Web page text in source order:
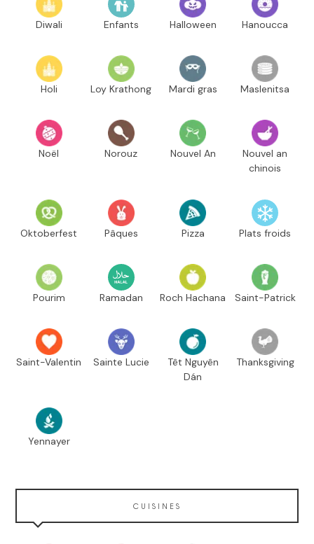
Diwali Enfants Halloween Hanoucca
Holi Loy Krathong Mardi gras Maslenitsa
Noël Norouz Nouvel An
Nouvel an
chinois
Oktoberfest Pâques Pizza Plats froids
Pourim Ramadan Roch Hachana Saint-Patrick
Saint-Valentin Sainte Lucie
Têt Nguyên
Dán
Thanksgiving
Yennayer
CUISINES